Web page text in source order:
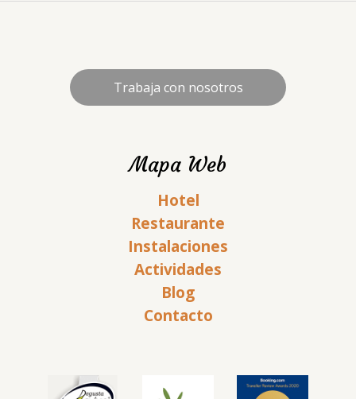
Trabaja con nosotros
Mapa Web
Hotel
Restaurante
Instalaciones
Actividades
Blog
Contacto